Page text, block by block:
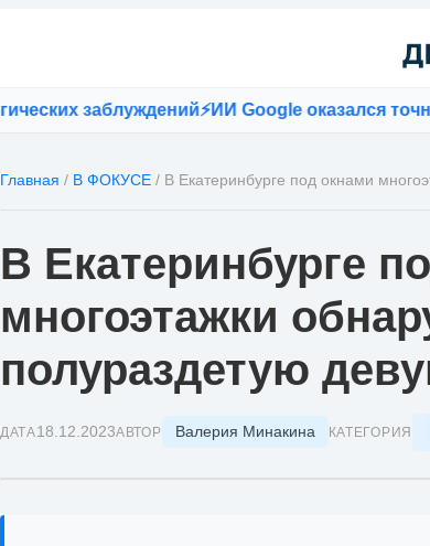
заблуждений⚡ИИ Google оказался точнее
Главная / В ФОКУСЕ / В Екатеринбурге под окнами
В Екатеринбурге
многоэтажки
полураздетую
ДАТА18.12.2023АВТОР Валерия Минакина КАТЕГОРИЯ